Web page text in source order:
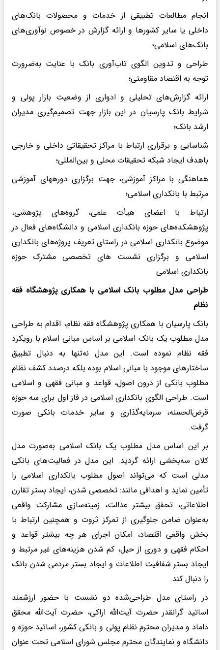
انجام مطالعات تطبیقی از خدمات و محصولات بانک‌های
داخلی یا سایر کشورها و ارائه گزارش در خصوص نوآوری‌های
بانک‌های اسلامی؛
طراحی و تدوین الگوی تاب‌آوری بانک با عنایت به‌ضرورت
توجه به اقتصاد مقاومتی؛
ارائه گزارش‌های تحلیلی و ادواری از وضعیت بازار پولی و
شرایط بانک پارسیان در این بازار جهت تصمیم‌گیری مدیران
ارشد بانک؛
شناسایی و برقراری ارتباط با مراکز تحقیقاتی داخلی و خارجی
باهدف ایجاد شبکه تحقیقات محلی و بین‌المللی؛
هماهنگی با مراکز آموزشی، جهت برگزاری دوره­های آموزشی
مرتبط با بانکداری اسلامی؛
ارتباط با اعضای هیأت علمی، گروه‌های پژوهشی،
پژوهشکده‌های حوزه بانکداری اسلامی و دانشگاه‌های فعال در
موضوع بانکداری اسلامی در راستای تعریف پروژه‌های بانکداری
اسلامی و برگزاری نشست های تخصصی مشترک حوزه
بانکداری اسلامی
طراحی مدل مطلوب بانک اسلامی با همکاری پژوهشگاه فقه
نظام
بانک پارسیان با همکاری پژوهشگاه فقه نظام، اقدام به طراحی
مدل مطلوب یک بانک اسلامی بر اساس مبانی اسلام با رویکرد
فقه نظام نموده است. این مدل نه‌تنها به دنبال تطبیق
ساختارهای موجود با مبانی اسلام بوده بلکه درصدد کشف نظام
مطلوب بانکی از درون اصول، قواعد و مبانی فقهی و اسلامی
است. طراحی الگوی بانکداری اسلامی در فاز اول برای سه حوزه
قرض‌الحسنه، سرمایه‌گذاری و سایر خدمات بانکی صورت
گرفت.
بر این اساس مدل مطلوب یک بانک اسلامی به‌صورت مدل
کلان سه‌بخشی ارائه گردید. این مدل در فعالیت‌های بانکی
مدلی است که می‌تواند اصول مطلوب بانکداری اسلامی را
تأمین نماید و اهدافی مانند: تخصصی شدن، ایجاد بستر تقارن
اطلاعاتی، تحقق بیشتر عدالت، زمینه‌سازی مشارکت واقعی
به‌عنوان ضامن جلوگیری از تمرکز ثروت و همچنین ارتباط با
بخش واقعی اقتصاد، امکان اجرای هر چه بیشتر قواعد و
احکام فقهی و دوری از حیل، کم شدن هزینه‌های غیر مرتبط و
ایجاد بستر شفافیت اطلاعات و ایجاد بستر مردمی شدن بانک
را دنبال کند.
در راستای مدل طراحی‌شده دو نشست با حضور ارزشمند
اساتید گرانقدر حضرت آیت‌الله اراکی، حضرت آیت‌الله محقق
داماد و مدیران محترم نظام پولی و بانکی کشور، اساتید حوزه و
دانشگاه و نمایندگان محترم مجلس شورای اسلامی تحت عنوان